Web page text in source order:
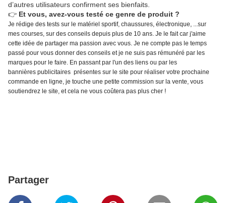
d’autres utilisateurs confirment ses bienfaits.
👉 Et vous, avez-vous testé ce genre de produit ?
Je rédige des tests sur le matériel sportif, chaussures, électronique, ...sur
mes courses, sur des conseils depuis plus de 10 ans. Je le fait car j'aime
cette idée de partager ma passion avec vous. Je ne compte pas le temps
passé pour vous donner des conseils et je ne suis pas rémunéré par les
marques pour le faire. En passant par l'un des liens ou par les
bannières publicitaires présentes sur le site pour réaliser votre prochaine
commande en ligne, je touche une petite commission sur la vente, vous
soutiendrez le site, et cela ne vous coûtera pas plus cher !
Partager